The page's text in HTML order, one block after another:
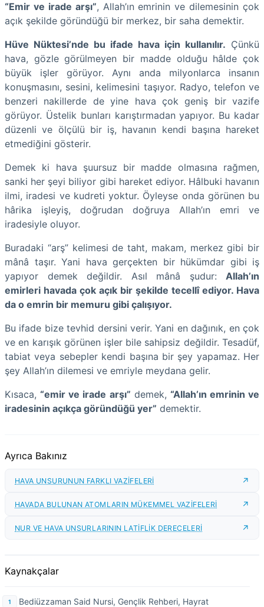
“Emir ve irade arşı”, Allah’ın emrinin ve dilemesinin çok
açık şekilde göründüğü bir merkez, bir saha demektir.
Hüve Nüktesi’nde bu ifade hava için kullanılır. Çünkü
hava, gözle görülmeyen bir madde olduğu hâlde çok
büyük işler görüyor. Aynı anda milyonlarca insanın
konuşmasını, sesini, kelimesini taşıyor. Radyo, telefon ve
benzeri nakillerde de yine hava çok geniş bir vazife
görüyor. Üstelik bunları karıştırmadan yapıyor. Bu kadar
düzenli ve ölçülü bir iş, havanın kendi başına hareket
etmediğini gösterir.
Demek ki hava şuursuz bir madde olmasına rağmen,
sanki her şeyi biliyor gibi hareket ediyor. Hâlbuki havanın
ilmi, iradesi ve kudreti yoktur. Öyleyse onda görünen bu
hârika işleyiş, doğrudan doğruya Allah’ın emri ve
iradesiyle oluyor.
Buradaki “arş” kelimesi de taht, makam, merkez gibi bir
mânâ taşır. Yani hava gerçekten bir hükümdar gibi iş
yapıyor demek değildir. Asıl mânâ şudur: Allah’ın
emirleri havada çok açık bir şekilde tecellî ediyor. Hava
da o emrin bir memuru gibi çalışıyor.
Bu ifade bize tevhid dersini verir. Yani en dağınık, en çok
ve en karışık görünen işler bile sahipsiz değildir. Tesadüf,
tabiat veya sebepler kendi başına bir şey yapamaz. Her
şey Allah’ın dilemesi ve emriyle meydana gelir.
Kısaca, “emir ve irade arşı” demek, “Allah’ın emrinin ve
iradesinin açıkça göründüğü yer” demektir.
Ayrıca Bakınız
HAVA UNSURUNUN FARKLI VAZİFELERİ
HAVADA BULUNAN ATOMLARIN MÜKEMMEL VAZİFELERİ
NUR VE HAVA UNSURLARININ LATİFLİK DERECELERİ
Kaynakçalar
Bediüzzaman Said Nursi, Gençlik Rehberi, Hayrat